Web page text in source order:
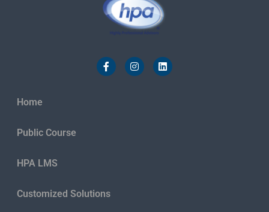
Home
Public Course
HPA LMS
Customized Solutions